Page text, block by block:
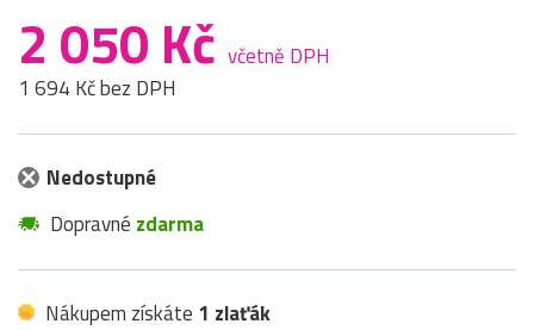
2 050 Kč včetně DPH
1 694 Kč bez DPH
Nedostupné
Dopravné zdarma
Nákupem získáte 1 zlaťák